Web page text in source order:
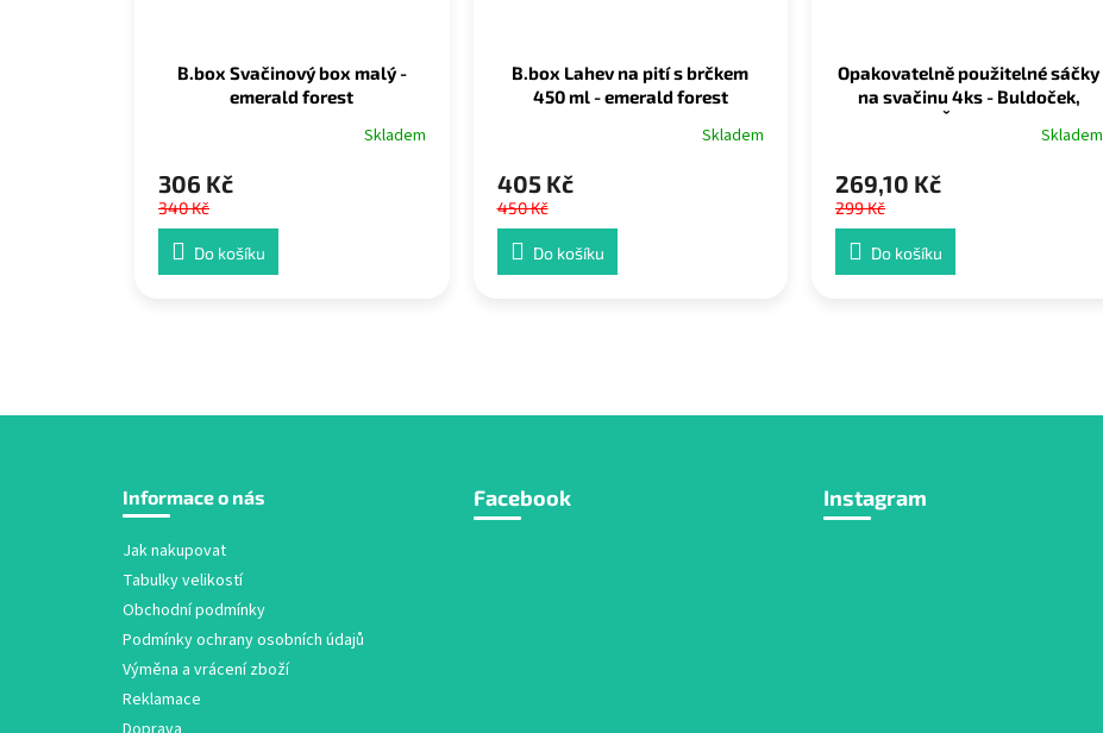
B.box Svačinový box malý -
emerald forest
Skladem
306 Kč
340 Kč
Do košíku
B.box Lahev na pití s brčkem
450 ml - emerald forest
Skladem
405 Kč
450 Kč
Do košíku
Opakovatelně použitelné sáčky
na svačinu 4ks - Buldoček,
Žralok
Skladem
269,10 Kč
299 Kč
Do košíku
Informace o nás
Jak nakupovat
Tabulky velikostí
Obchodní podmínky
Podmínky ochrany osobních údajů
Výměna a vrácení zboží
Reklamace
Facebook Instagram